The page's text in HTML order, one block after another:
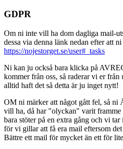
GDPR
Om ni inte vill ha dom dagliga mail-
dessa via denna länk nedan efter att
https://nojestorget.se/user#_tasks
Ni kan ju också bara klicka på
kommer från oss, så raderar vi er
alltid haft det så detta är ju inget nytt!
OM ni märker att något gått fel, så
vill ha, då har "olyckan" varit
bara stöter på en extra gång och vi
för vi gillar att få era mail eftersom
Bättre ett mail för mycket än ett för